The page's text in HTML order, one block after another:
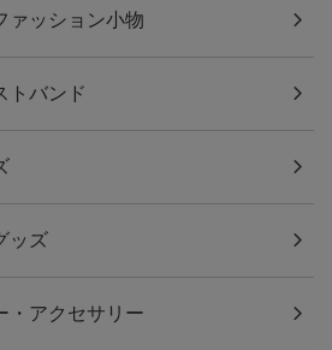
ァッション小物
トバンド
ッズ
・アクセサリー